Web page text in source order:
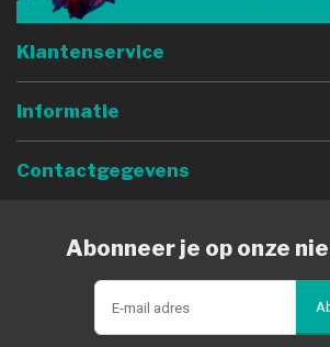
Klantenservice
Informatie
Contactgegevens
Abonneer je op onze